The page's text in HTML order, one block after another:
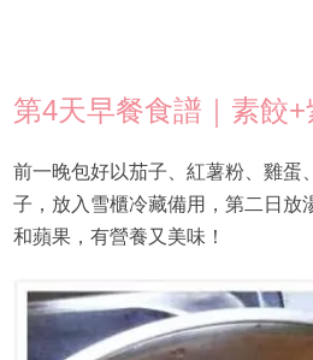
第4天早餐食譜｜素餃
前一晚包好以茄子、紅薯粉、雞蛋
子，放入雪櫃冷藏備用，第二日放
和蘋果，有營養又美味！